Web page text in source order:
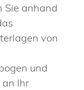
Sie anhand
von
und
Ihr